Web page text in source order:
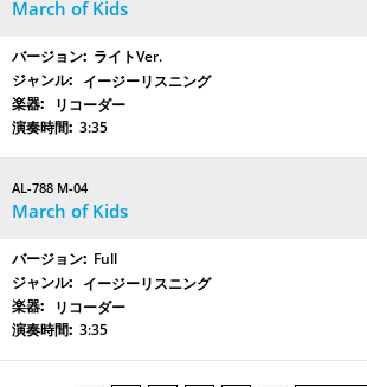
March of Kids
ライトVer.
イージーリスニング
リコーダー
3:35
AL-788 M-04
March of Kids
Full
イージーリスニング
リコーダー
3:35